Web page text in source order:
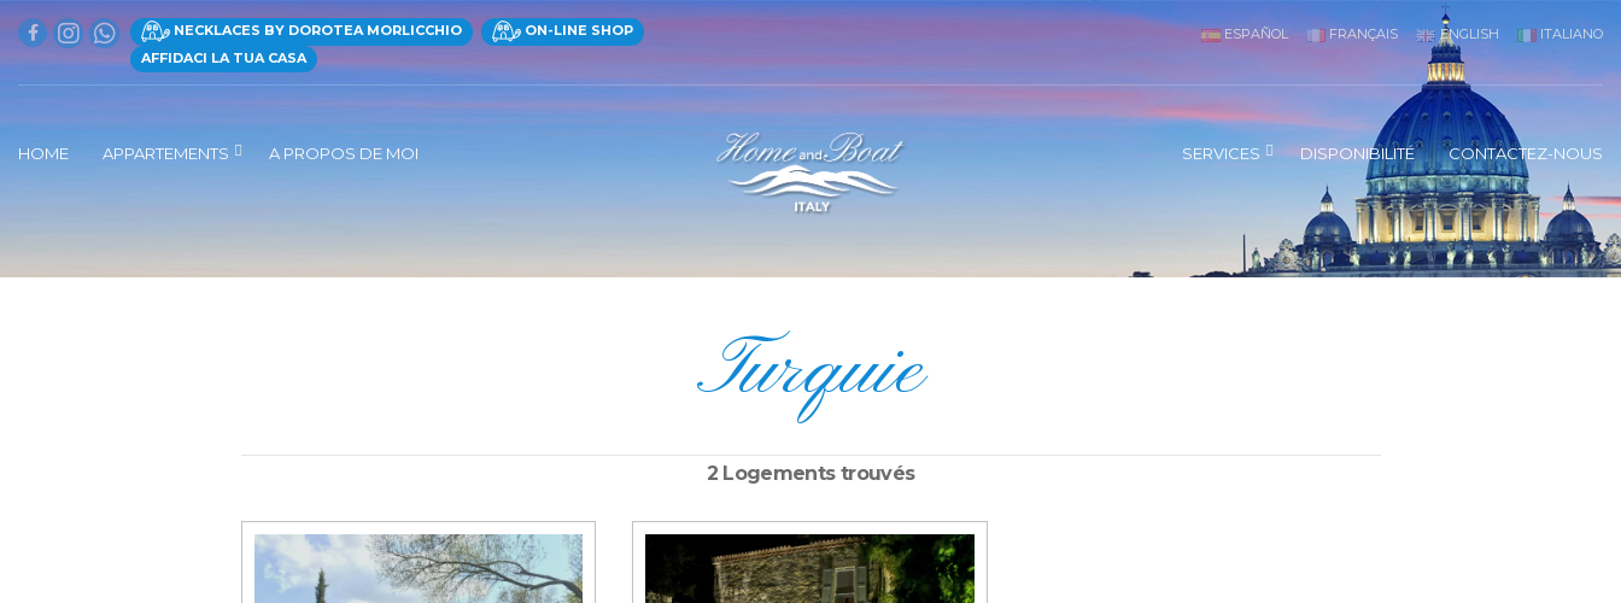
NECKLACES BY DOROTEA MORLICCHIO
ON-LINE SHOP
AFFIDACI LA TUA CASA
ITALIANO
ENGLISH
FRANÇAIS
ESPAÑOL
HOME APPARTEMENTS A PROPOS DE MOI SERVICES DISPONIBILITÉ CONTACTEZ-NOUS
Turquie
2 Logements trouvés